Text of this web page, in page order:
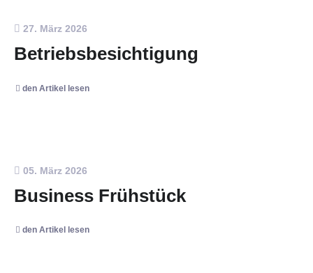
27. März 2026
Betriebsbesichtigung
den Artikel lesen
05. März 2026
Business Frühstück
den Artikel lesen